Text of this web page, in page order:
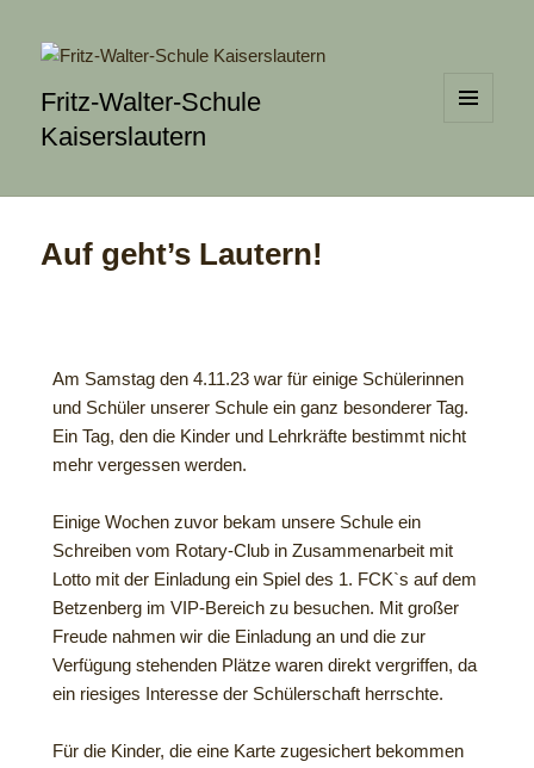
Fritz-Walter-Schule
Kaiserslautern
Auf geht’s Lautern!
Am Samstag den 4.11.23 war für einige Schülerinnen
und Schüler unserer Schule ein ganz besonderer Tag.
Ein Tag, den die Kinder und Lehrkräfte bestimmt nicht
mehr vergessen werden.
Einige Wochen zuvor bekam unsere Schule ein
Schreiben vom Rotary-Club in Zusammenarbeit mit
Lotto mit der Einladung ein Spiel des 1. FCK`s auf dem
Betzenberg im VIP-Bereich zu besuchen. Mit großer
Freude nahmen wir die Einladung an und die zur
Verfügung stehenden Plätze waren direkt vergriffen, da
ein riesiges Interesse der Schülerschaft herrschte.
Für die Kinder, die eine Karte zugesichert bekommen